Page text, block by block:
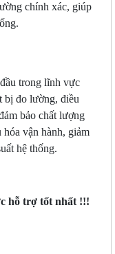
chính xác, giúp
trong lĩnh vực
bị đo lường, điều
bảo chất lượng
vận hành, giảm
hệ thống.
hỗ trợ tốt nhất !!!